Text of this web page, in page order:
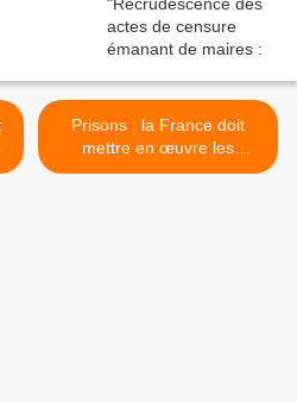
Prisons : la France doit
mettre en œuvre les
nouvelles recommandations